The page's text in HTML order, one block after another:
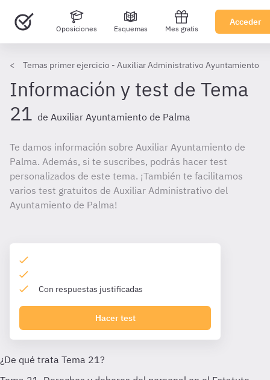
Oposiciones Esquemas Mes gratis
Acceder
Temas primer ejercicio - Auxiliar Administrativo Ayuntamiento
Información y test de Tema
21 de Auxiliar Ayuntamiento de Palma
Te damos información sobre Auxiliar Ayuntamiento de
Palma. Además, si te suscribes, podrás hacer test
personalizados de este tema. ¡También te facilitamos
varios test gratuitos de Auxiliar Administrativo del
Ayuntamiento de Palma!
Con respuestas justificadas
Hacer test